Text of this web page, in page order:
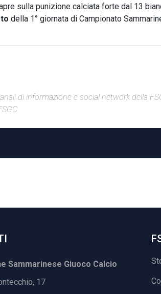
sulla punizione calciata forte dal 13
della 1° giornata di Campionato
di informazione e social network della
Sammarinese Giuoco Calcio
17